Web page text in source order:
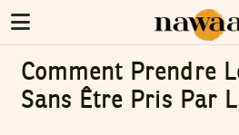
Comment Prendre
Sans Être Pris Par